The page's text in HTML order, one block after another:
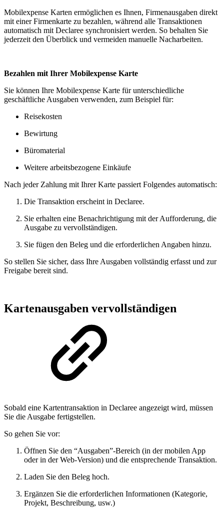
Mobilexpense Karten ermöglichen es Ihnen, Firmenausgaben direkt
mit einer Firmenkarte zu bezahlen, während alle Transaktionen
automatisch mit Declaree synchronisiert werden. So behalten Sie
jederzeit den Überblick und vermeiden manuelle Nacharbeiten.
Bezahlen mit Ihrer Mobilexpense Karte
Sie können Ihre Mobilexpense Karte für unterschiedliche
geschäftliche Ausgaben verwenden, zum Beispiel für:
Reisekosten
Bewirtung
Büromaterial
Weitere arbeitsbezogene Einkäufe
Nach jeder Zahlung mit Ihrer Karte passiert Folgendes automatisch:
Die Transaktion erscheint in Declaree.
Sie erhalten eine Benachrichtigung mit der Aufforderung, die
Ausgabe zu vervollständigen.
Sie fügen den Beleg und die erforderlichen Angaben hinzu.
So stellen Sie sicher, dass Ihre Ausgaben vollständig erfasst und zur
Freigabe bereit sind.
Kartenausgaben vervollständigen
Sobald eine Kartentransaktion in Declaree angezeigt wird, müssen
Sie die Ausgabe fertigstellen.
So gehen Sie vor:
Öffnen Sie den “Ausgaben”-Bereich (in der mobilen App
oder in der Web‑Version) und die entsprechende Transaktion.
Laden Sie den Beleg hoch.
Ergänzen Sie die erforderlichen Informationen (Kategorie,
Projekt, Beschreibung, usw.)